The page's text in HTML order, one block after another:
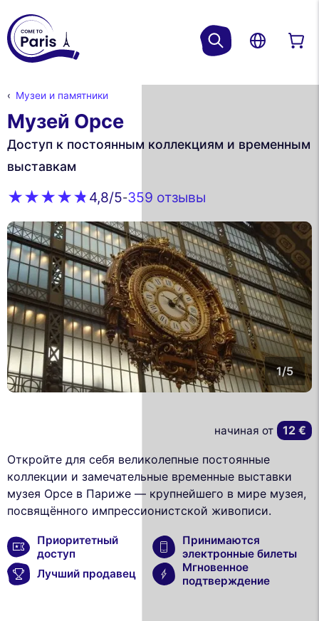
Музеи и памятники
Музей Орсе
Доступ к постоянным коллекциям и временным
выставкам
4,8/5-359 oтзывы
1/5
Откройте для себя великолепные постоянные
коллекции и замечательные временные выставки
музея Орсе в Париже — крупнейшего в мире музея,
посвящённого импрессионистской живописи.
Приоритетный
доступ
Принимаются
электронные билеты
Лучший продавец
Мгновенное
подтверждение
начиная от 12 €